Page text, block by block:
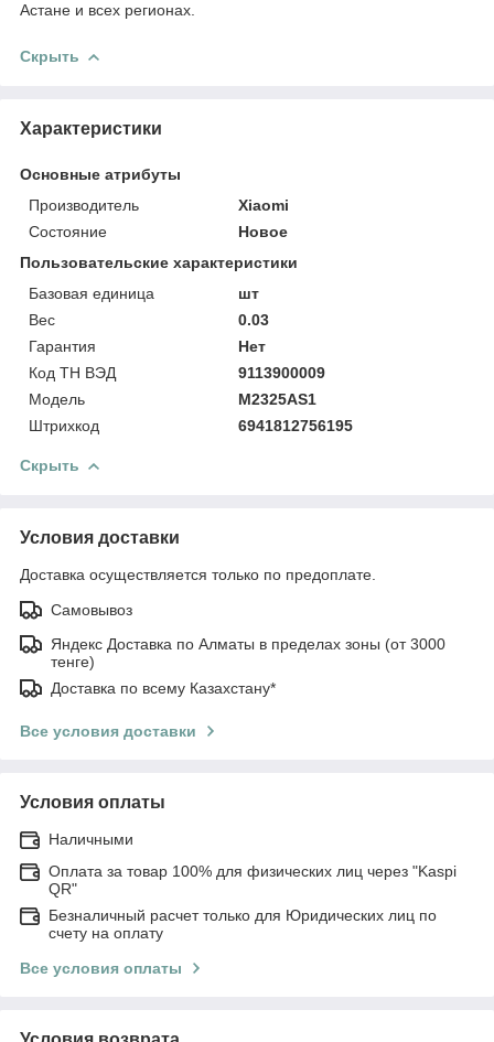
Астане и всех регионах.
Скрыть
Характеристики
Основные атрибуты
Производитель
Xiaomi
Состояние
Новое
Пользовательские характеристики
Базовая единица
шт
Вес
0.03
Гарантия
Нет
Код ТН ВЭД
9113900009
Модель
M2325AS1
Штрихкод
6941812756195
Скрыть
Условия доставки
Доставка осуществляется только по предоплате.
Самовывоз
Яндекс Доставка по Алматы в пределах зоны (от 3000
тенге)
Доставка по всему Казахстану*
Все условия доставки
Условия оплаты
Наличными
Оплата за товар 100% для физических лиц через "Kaspi
QR"
Безналичный расчет только для Юридических лиц по
счету на оплату
Все условия оплаты